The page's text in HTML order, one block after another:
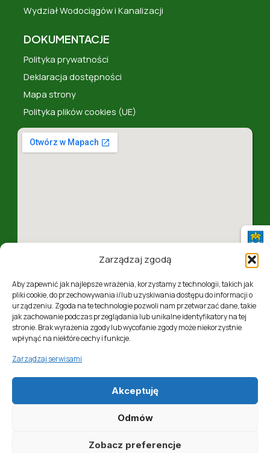
Zarządzaj zgodą
Aby zapewnić jak najlepsze wrażenia, korzystamy z technologii, takich jak
pliki cookie, do przechowywania i/lub uzyskiwania dostępu do informacji o
urządzeniu. Zgoda na te technologie pozwoli nam przetwarzać dane, takie
jak zachowanie podczas przeglądania lub unikalne identyfikatory na tej
stronie. Brak wyrażenia zgody lub wycofanie zgody może niekorzystnie
wpłynąć na niektóre cechy i funkcje.
Zarządzaj serwisami
Akceptuję
Odmów
Zobacz preferencje
Wydział Wodociągów i Kanalizacji
DOKUMENTACJE
Polityka prywatności
Deklaracja dostępności
Mapa strony
Polityka plików cookies (UE)
ul. 1 Maja 4, 37-310 Nowa Sarzyna, woj. podkarpackie
Realizacja:Softres Sp. z o. o.